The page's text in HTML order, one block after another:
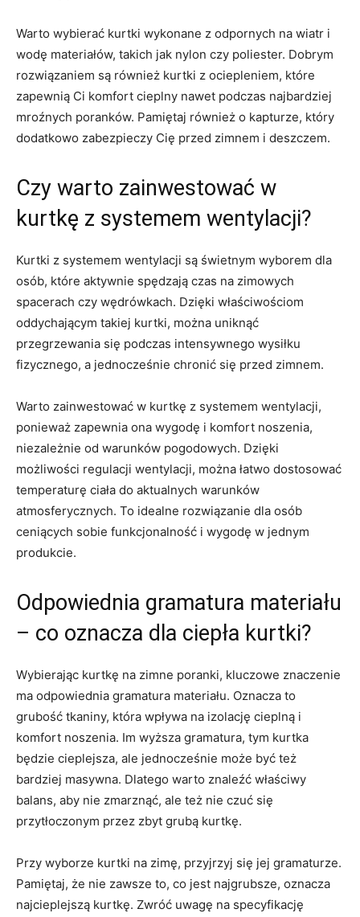
Warto wybierać kurtki wykonane z odpornych na wiatr i
wodę materiałów, takich jak nylon czy poliester. Dobrym
rozwiązaniem są również kurtki z ociepleniem, które
zapewnią Ci komfort cieplny nawet podczas najbardziej
mroźnych poranków. Pamiętaj również o kapturze, który
dodatkowo zabezpieczy Cię przed zimnem i deszczem.
Czy warto zainwestować w
kurtkę z systemem wentylacji?
Kurtki z systemem wentylacji są świetnym wyborem dla
osób, które aktywnie spędzają czas na zimowych
spacerach czy wędrówkach. Dzięki właściwościom
oddychającym takiej kurtki, można uniknąć
przegrzewania się podczas intensywnego wysiłku
fizycznego, a jednocześnie chronić się przed zimnem.
Warto zainwestować w kurtkę z systemem wentylacji,
ponieważ zapewnia ona wygodę i komfort noszenia,
niezależnie od warunków pogodowych. Dzięki
możliwości regulacji wentylacji, można łatwo dostosować
temperaturę ciała do aktualnych warunków
atmosferycznych. To idealne rozwiązanie dla osób
ceniących sobie funkcjonalność i wygodę w jednym
produkcie.
Odpowiednia gramatura materiału
– co oznacza dla ciepła kurtki?
Wybierając kurtkę na zimne poranki, kluczowe znaczenie
ma odpowiednia gramatura materiału. Oznacza to
grubość tkaniny, która wpływa na izolację cieplną i
komfort noszenia. Im wyższa gramatura, tym kurtka
będzie cieplejsza, ale jednocześnie może być też
bardziej masywna. Dlatego warto znaleźć właściwy
balans, aby nie zmarznąć, ale też nie czuć się
przytłoczonym przez zbyt grubą kurtkę.
Przy wyborze kurtki na zimę, przyjrzyj się jej gramaturze.
Pamiętaj, że nie zawsze to, co jest najgrubsze, oznacza
najcieplejszą kurtkę. Zwróć uwagę na specyfikację